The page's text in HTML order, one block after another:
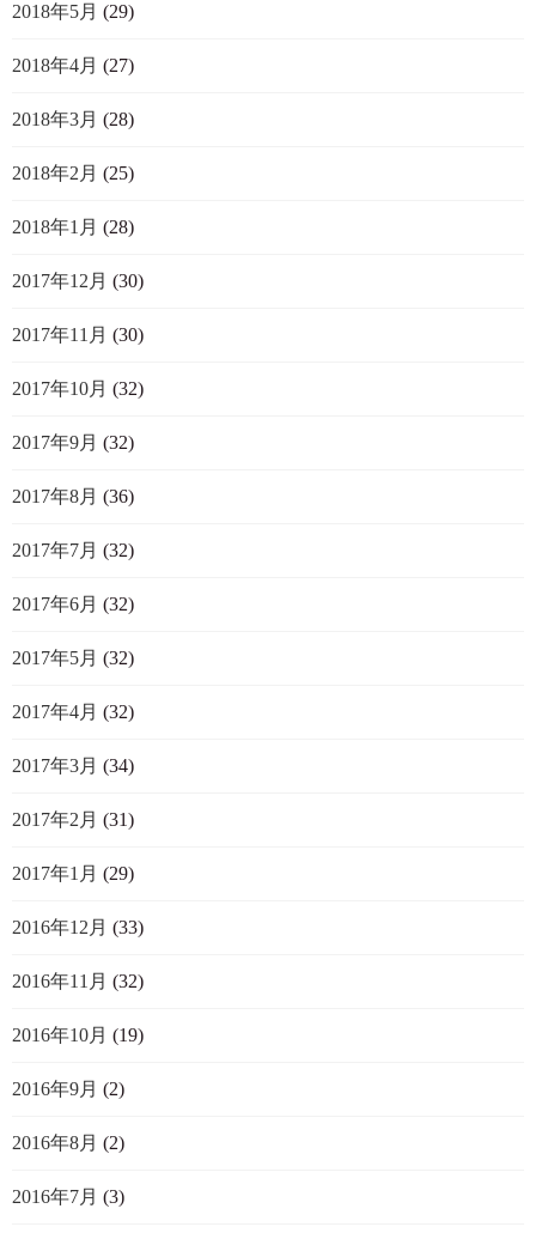
2018年5月 (29)
2018年4月 (27)
2018年3月 (28)
2018年2月 (25)
2018年1月 (28)
2017年12月 (30)
2017年11月 (30)
2017年10月 (32)
2017年9月 (32)
2017年8月 (36)
2017年7月 (32)
2017年6月 (32)
2017年5月 (32)
2017年4月 (32)
2017年3月 (34)
2017年2月 (31)
2017年1月 (29)
2016年12月 (33)
2016年11月 (32)
2016年10月 (19)
2016年9月 (2)
2016年8月 (2)
2016年7月 (3)